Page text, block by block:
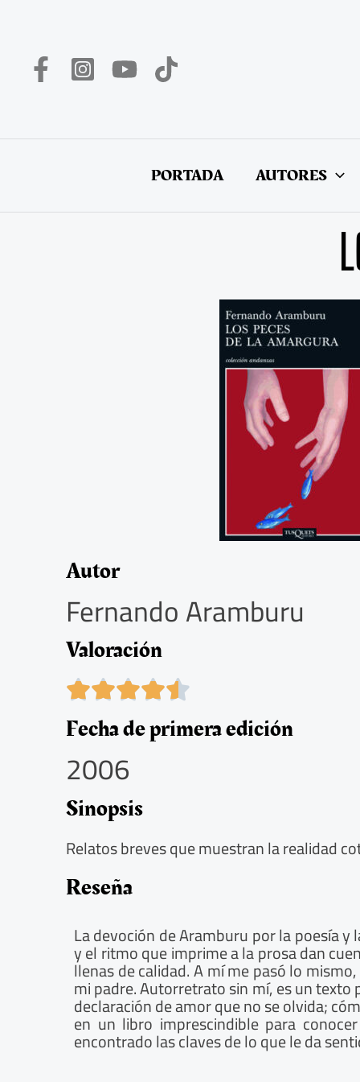
PORTADA AUTORES
Autor
Fernando Aramburu
Valoración

5
/
Fecha de primera edición
2006
Sinopsis
Relatos breves que muestran la realidad
Reseña
La devoción de Aramburu por la poesía
y el ritmo que imprime a la prosa dan
llenas de calidad. A mí me pasó lo
mi padre. Autorretrato sin mí, es un texto
declaración de amor que no se olvida;
en un libro imprescindible para
encontrado las claves de lo que le da